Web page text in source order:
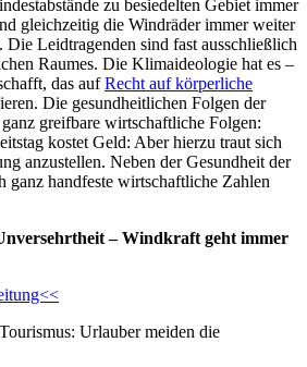
zu besiedelten Gebiet immer
gleichzeitig die Windräder immer weiter
Leidtragenden sind fast ausschließlich
Raumes. Die Klimaideologie hat es –
das aufRecht auf körperliche
Die gesundheitlichen Folgen der
greifbare wirtschaftliche Folgen:
kostet Geld: Aber hierzu traut sich
anzustellen. Neben der Gesundheit der
ganz handfeste wirtschaftliche Zahlen
– Windkraft geht immer
Urlauber meiden die